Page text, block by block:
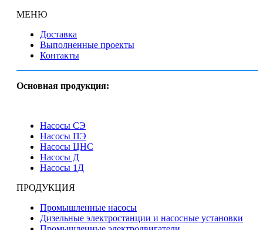
МЕНЮ
Доставка
Выполненные проекты
Контакты
Основная продукция:
Насосы СЭ
Насосы ПЭ
Насосы ЦНС
Насосы Д
Насосы 1Д
ПРОДУКЦИЯ
Промышленные насосы
Дизельные электростанции и насосные установки